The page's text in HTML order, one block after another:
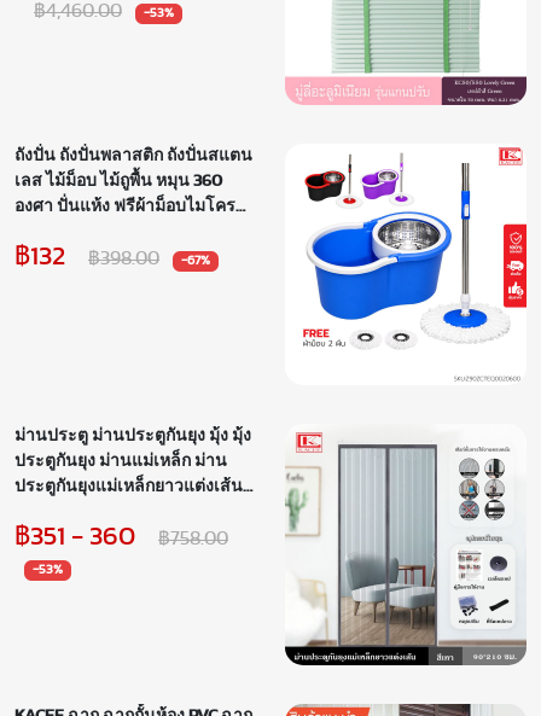
฿4,460.00 -53%
ถังปั่น ถังปั่นพลาสติก ถังปั่นสแตน
เลส ไม้ม็อบ ไม้ถูพื้น หมุน 360
องศา ปั่นแห้ง ฟรีผ้าม็อบไมโคร
฿132 ฿398.00 -67%
ม่านประตู ม่านประตูกันยุง มุ้ง มุ้ง
ประตูกันยุง ม่านแม่เหล็ก ม่าน
ประตูกันยุงแม่เหล็กยาวแต่งเส้น
อัตโนมัติ
฿351 - 360 ฿758.00
-53%